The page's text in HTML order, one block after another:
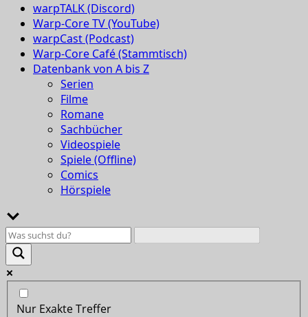
warpTALK (Discord)
Warp-Core TV (YouTube)
warpCast (Podcast)
Warp-Core Café (Stammtisch)
Datenbank von A bis Z
Serien
Filme
Romane
Sachbücher
Videospiele
Spiele (Offline)
Comics
Hörspiele
Nur Exakte Treffer